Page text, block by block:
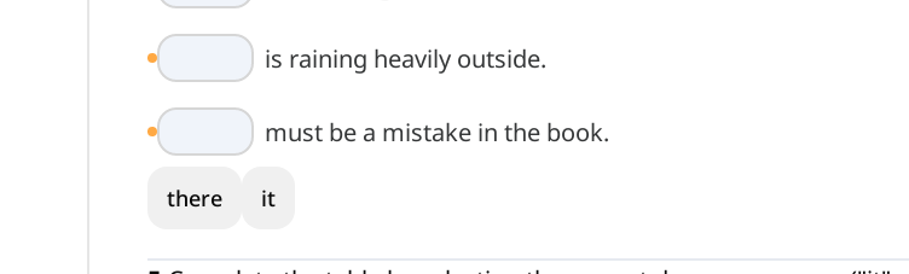
is raining heavily outside.
must be a mistake in the book.
there it